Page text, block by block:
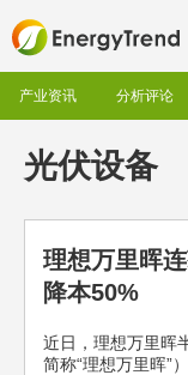
产业资讯 分析评论
光伏设备
理想万里晖
降本50%
近日，理想万里晖
简称“理想万里晖”